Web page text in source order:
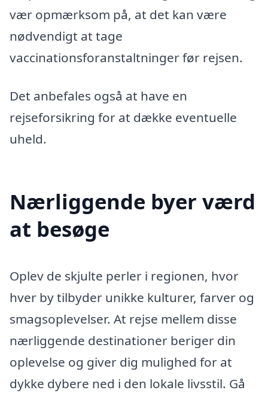
vær opmærksom på, at det kan være
nødvendigt at tage
vaccinationsforanstaltninger før rejsen.
Det anbefales også at have en
rejseforsikring for at dække eventuelle
uheld.
Nærliggende byer værd
at besøge
Oplev de skjulte perler i regionen, hvor
hver by tilbyder unikke kulturer, farver og
smagsoplevelser. At rejse mellem disse
nærliggende destinationer beriger din
oplevelse og giver dig mulighed for at
dykke dybere ned i den lokale livsstil. Gå